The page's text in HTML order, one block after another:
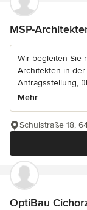
MSP-
Wir begleiten Sie
Architekten in der
Antragsstellung,
Mehr
Schulstraße 18,
OptiBau